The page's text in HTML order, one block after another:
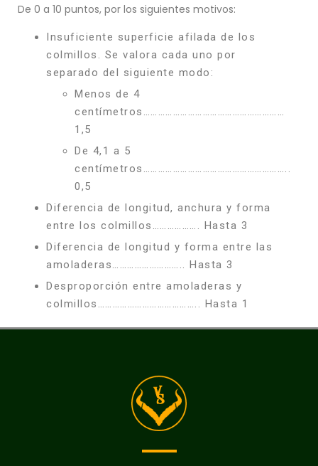
De 0 a 10 puntos, por los siguientes motivos:
Insuficiente superficie afilada de los
colmillos. Se valora cada uno por
separado del siguiente modo:
Menos de 4
centímetros…………………………………………………
1,5
De 4,1 a 5
centímetros…………………………………………………..
0,5
Diferencia de longitud, anchura y forma
entre los colmillos………………. Hasta 3
Diferencia de longitud y forma entre las
amoladeras……………………….. Hasta 3
Desproporción entre amoladeras y
colmillos………………………………….. Hasta 1